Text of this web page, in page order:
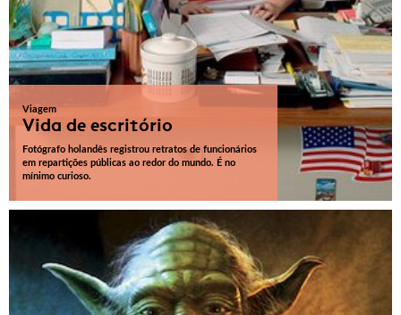
Viagem
Vida de escritório
Fotógrafo holandês registrou retratos de funcionários
em repartições públicas ao redor do mundo. É no
mínimo curioso.